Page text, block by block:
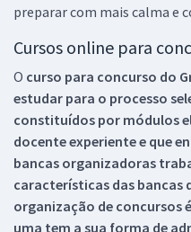
preparar com mais calma e
Cursos online para
O curso para concurso do
estudar para o processo
constituídos por módulos
docente experiente e que
bancas organizadoras
características das bancas
organização de concursos
uma tem a sua forma de